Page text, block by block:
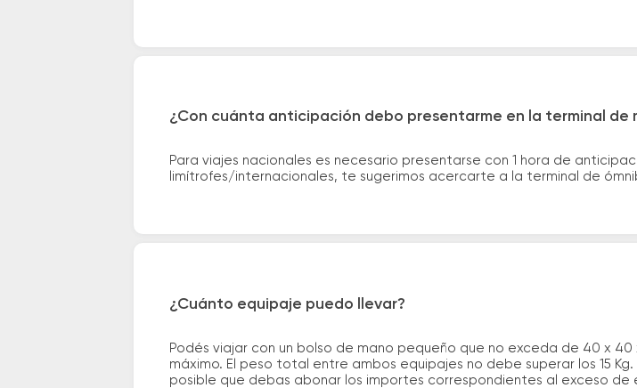
¿Con cuánta anticipación debo presentarme en la terminal de
Para viajes nacionales es necesario presentarse con 1 hora de
limítrofes/internacionales, te sugerimos acercarte a la terminal de
¿Cuánto equipaje puedo llevar?
Podés viajar con un bolso de mano pequeño que no exceda de 40 x
máximo. El peso total entre ambos equipajes no debe superar los 15
posible que debas abonar los importes correspondientes al exceso de